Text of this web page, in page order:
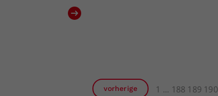
vorherige 1 188 189 190